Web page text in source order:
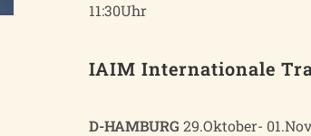
11:30Uhr
IAIM Internationale
D-HAMBURG 29.Oktober-